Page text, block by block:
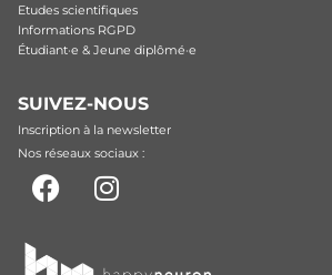
Etudes scientifiques
Informations RGPD
Étudiant·e & Jeune diplômé·e
SUIVEZ-NOUS
Inscription à la newsletter
Nos réseaux sociaux :